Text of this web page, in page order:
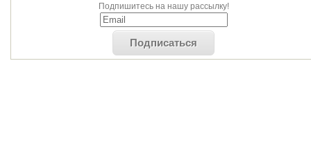
Подпишитесь на нашу рассылку!
Подписаться